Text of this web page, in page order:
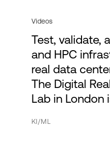
Videos
Test, validate,
and HPC
real data
The Digital
Lab in London
KI/ML